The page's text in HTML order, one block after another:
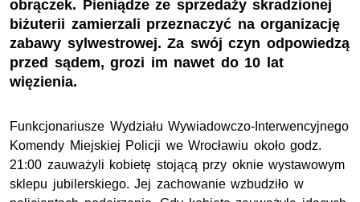
obrączek. Pieniądze ze sprzedaży skradzionej
biżuterii zamierzali przeznaczyć na organizację
zabawy sylwestrowej. Za swój czyn odpowiedzą
przed sądem, grozi im nawet do 10 lat
więzienia.
Funkcjonariusze Wydziału Wywiadowczo-Interwencyjnego
Komendy Miejskiej Policji we Wrocławiu około godz.
21:00 zauważyli kobietę stojącą przy oknie wystawowym
sklepu jubilerskiego. Jej zachowanie wzbudziło w